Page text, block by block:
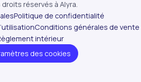
droits réservés à Alyra.
Politique de confidentialité
Conditions générales de vente
intérieur
des cookies